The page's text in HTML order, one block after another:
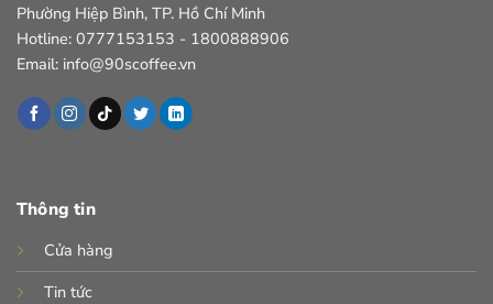
Phường Hiệp Bình, TP. Hồ Chí Minh
Hotline: 0777153153 - 1800888906
Email: info@90scoffee.vn
Thông tin
Cửa hàng
Tin tức